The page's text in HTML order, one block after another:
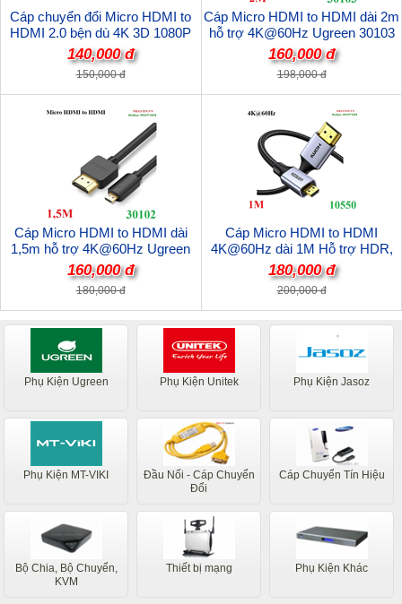
Cáp chuyển đổi Micro HDMI to
HDMI 2.0 bện dù 4K 3D 1080P
Ugreen 10553 cao cấp
140,000 đ
150,000 đ
Cáp Micro HDMI to HDMI dài 2m
hỗ trợ 4K@60Hz Ugreen 30103
cao cấp
160,000 đ
198,000 đ
Cáp Micro HDMI to HDMI dài
1,5m hỗ trợ 4K@60Hz Ugreen
30102 cao cấp
160,000 đ
180,000 đ
Cáp Micro HDMI to HDMI
4K@60Hz dài 1M Hỗ trợ HDR,
3D, ARC Ugreen 10550 cao cấp
180,000 đ
200,000 đ
Phụ Kiện Ugreen Phụ Kiện Unitek Phụ Kiện Jasoz
Phụ Kiện MT-VIKI
Đầu Nối - Cáp Chuyển
Đổi
Cáp Chuyển Tín Hiệu
Bộ Chia, Bộ Chuyển,
KVM
Thiết bị mạng Phụ Kiện Khác